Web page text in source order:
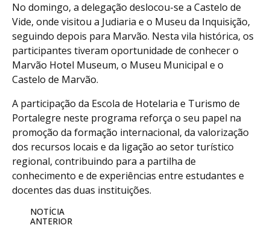
No domingo, a delegação deslocou-se a Castelo de
Vide, onde visitou a Judiaria e o Museu da Inquisição,
seguindo depois para Marvão. Nesta vila histórica, os
participantes tiveram oportunidade de conhecer o
Marvão Hotel Museum, o Museu Municipal e o
Castelo de Marvão.
A participação da Escola de Hotelaria e Turismo de
Portalegre neste programa reforça o seu papel na
promoção da formação internacional, da valorização
dos recursos locais e da ligação ao setor turístico
regional, contribuindo para a partilha de
conhecimento e de experiências entre estudantes e
docentes das duas instituições.
NOTÍCIA
ANTERIOR